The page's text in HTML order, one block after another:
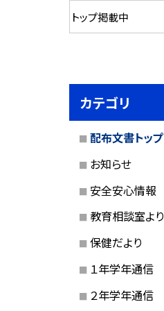
カテゴリ
配布文書トップ
お知らせ
安全安心情報
教育相談室より
保健だより
１年学年通信
２年学年通信